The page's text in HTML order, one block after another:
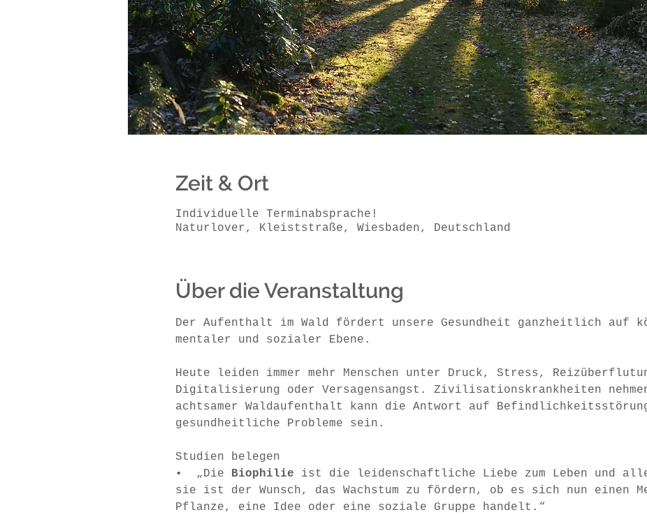
Zeit & Ort
Individuelle Terminabsprache!
Naturlover, Kleiststraße, Wiesbaden, Deutschland
Über die Veranstaltung
Der Aufenthalt im Wald fördert unsere Gesundheit ganzheitlich auf
mentaler und sozialer Ebene.
Heute leiden immer mehr Menschen unter Druck, Stress,
Digitalisierung oder Versagensangst. Zivilisationskrankheiten
achtsamer Waldaufenthalt kann die Antwort auf
gesundheitliche Probleme sein.
Studien belegen
•  „Die Biophilie ist die leidenschaftliche Liebe zum Leben und
sie ist der Wunsch, das Wachstum zu fördern, ob es sich nun einen
Pflanze, eine Idee oder eine soziale Gruppe handelt.“